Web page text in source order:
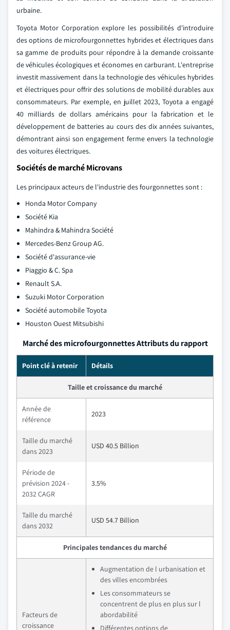
urbaine.
Toyota Motor Corporation explore les possibilités d'introduire
des options de microfourgonnettes hybrides et électriques dans
sa gamme de produits pour répondre à la demande croissante
de véhicules écologiques et économes en carburant. L'entreprise
investit massivement dans la technologie des véhicules hybrides
et électriques pour offrir des solutions de mobilité durables aux
consommateurs. Par exemple, en juillet 2023, Toyota a engagé
40 milliards de dollars américains pour la fabrication et le
développement de batteries au cours des dix années suivantes,
démontrant ainsi son engagement ferme envers la technologie
des voitures électriques.
Sociétés de marché Microvans
Les principaux acteurs de l'industrie des fourgonnettes sont :
Honda Motor Company
Société Kia
Mahindra & Mahindra Société
Mercedes-Benz Group AG.
Société d'assurance-vie
Piaggio & C. Spa
Renault S.A.
Suzuki Motor Corporation
Société automobile Toyota
Houston Ouest Mitsubishi
Marché des microfourgonnettes Attributs du rapport
Point clé à retenir Détails
Taille et croissance du marché
Année de
référence
2023
Taille du marché
dans 2023
USD 40.5 Billion
Période de
prévision 2024 -
2032 CAGR
3.5%
Taille du marché
dans 2032
USD 54.7 Billion
Principales tendances du marché
Facteurs de
croissance
Augmentation de l urbanisation et
des villes encombrées
Les consommateurs se
concentrent de plus en plus sur l
abordabilité
Différentes options de